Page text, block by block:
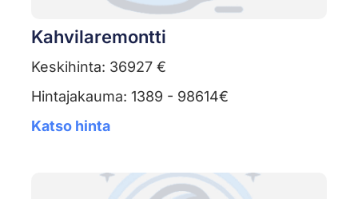
Kahvilaremontti
Keskihinta: 36927 €
Hintajakauma: 1389 - 98614€
Katso hinta